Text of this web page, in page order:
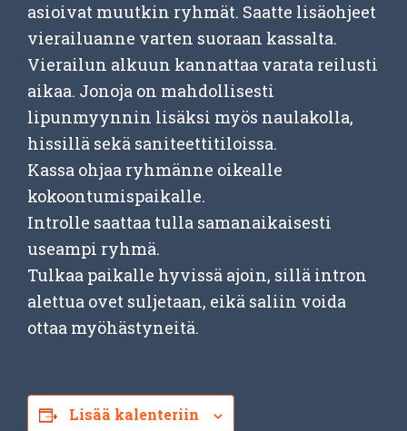
asioivat muutkin ryhmät. Saatte lisäohjeet
vierailuanne varten suoraan kassalta.
Vierailun alkuun kannattaa varata reilusti
aikaa. Jonoja on mahdollisesti
lipunmyynnin lisäksi myös naulakolla,
hissillä sekä saniteettitiloissa.
Kassa ohjaa ryhmänne oikealle
kokoontumispaikalle.
Introlle saattaa tulla samanaikaisesti
useampi ryhmä.
Tulkaa paikalle hyvissä ajoin, sillä intron
alettua ovet suljetaan, eikä saliin voida
ottaa myöhästyneitä.
Lisää kalenteriin